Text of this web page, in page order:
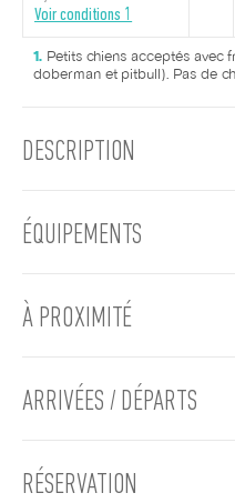
Voir conditions 1
Petits chiens acceptés avec
doberman et pitbull). Pas de
DESCRIPTION
ÉQUIPEMENTS
À PROXIMITÉ
ARRIVÉES / DÉPARTS
RÉSERVATION